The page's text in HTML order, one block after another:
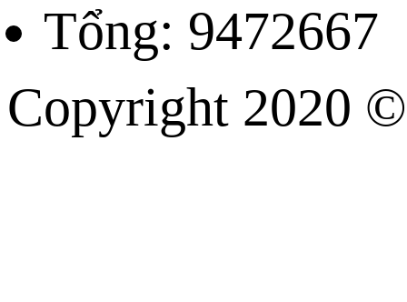
Tổng: 9472667
Copyright 2020